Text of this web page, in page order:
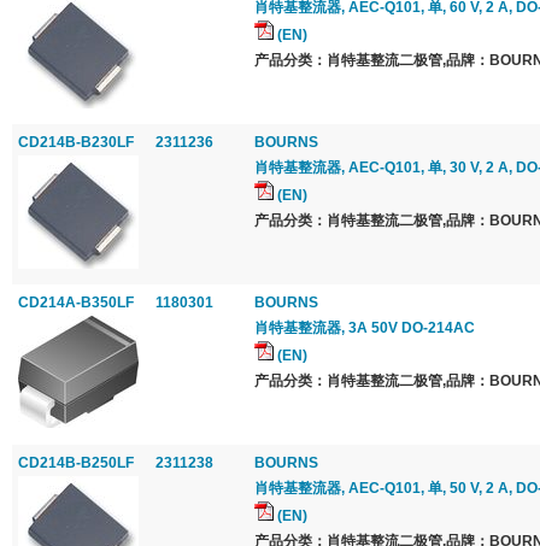
肖特基整流器, AEC-Q101, 单, 60 V, 2 A,
(EN)
产品分类：肖特基整流二极管,品牌：
CD214B-B230LF 2311236
BOURNS
肖特基整流器, AEC-Q101, 单, 30 V, 2 A,
(EN)
产品分类：肖特基整流二极管,品牌：
CD214A-B350LF 1180301
BOURNS
肖特基整流器, 3A 50V DO-214AC
(EN)
产品分类：肖特基整流二极管,品牌：
CD214B-B250LF 2311238
BOURNS
肖特基整流器, AEC-Q101, 单, 50 V, 2 A,
(EN)
产品分类：肖特基整流二极管,品牌：